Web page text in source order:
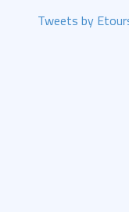
Tweets by